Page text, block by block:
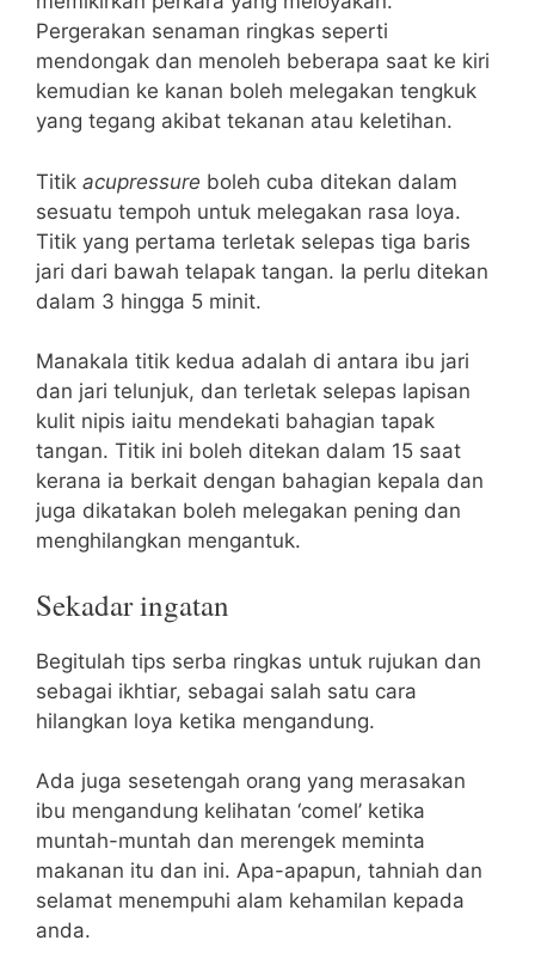
Pergerakan senaman ringkas seperti
mendongak dan menoleh beberapa saat ke kiri
kemudian ke kanan boleh melegakan tengkuk
yang tegang akibat tekanan atau keletihan.
Titik acupressure boleh cuba ditekan dalam
sesuatu tempoh untuk melegakan rasa loya.
Titik yang pertama terletak selepas tiga baris
jari dari bawah telapak tangan. Ia perlu ditekan
dalam 3 hingga 5 minit.
Manakala titik kedua adalah di antara ibu jari
dan jari telunjuk, dan terletak selepas lapisan
kulit nipis iaitu mendekati bahagian tapak
tangan. Titik ini boleh ditekan dalam 15 saat
kerana ia berkait dengan bahagian kepala dan
juga dikatakan boleh melegakan pening dan
menghilangkan mengantuk.
Sekadar ingatan
Begitulah tips serba ringkas untuk rujukan dan
sebagai ikhtiar, sebagai salah satu cara
hilangkan loya ketika mengandung.
Ada juga sesetengah orang yang merasakan
ibu mengandung kelihatan ‘comel’ ketika
muntah-muntah dan merengek meminta
makanan itu dan ini. Apa-apapun, tahniah dan
selamat menempuhi alam kehamilan kepada
anda.